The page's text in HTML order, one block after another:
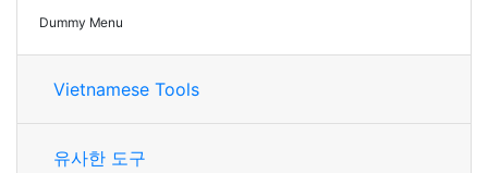
Dummy Menu
Vietnamese Tools
유사한 도구